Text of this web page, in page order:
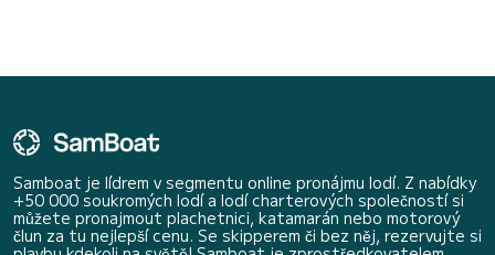
Samboat je lídrem v segmentu online pronájmu lodí. Z nabídky
+50 000 soukromých lodí a lodí charterových společností si
můžete pronajmout plachetnici, katamarán nebo motorový
člun za tu nejlepší cenu. Se skipperem či bez něj, rezervujte si